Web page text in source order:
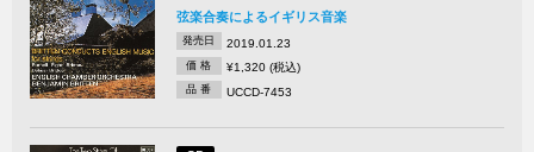
弦楽合奏によるイギリス音楽
発売日 2019.01.23
価 格 ¥1,320 (税込)
品 番 UCCD-7453